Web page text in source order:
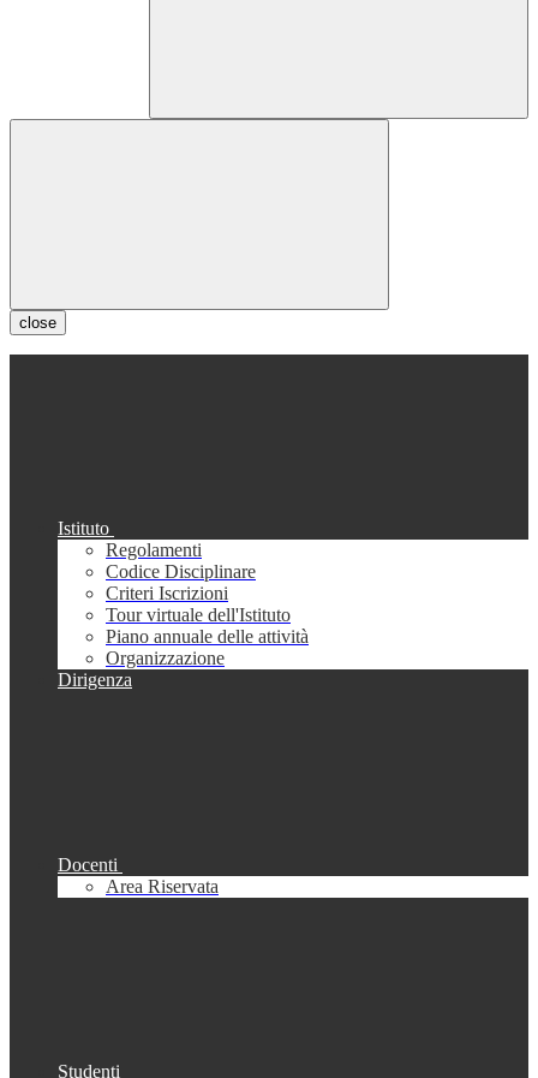
close
Istituto
Regolamenti
Codice Disciplinare
Criteri Iscrizioni
Tour virtuale dell'Istituto
Piano annuale delle attività
Organizzazione
Dirigenza
Docenti
Area Riservata
Studenti